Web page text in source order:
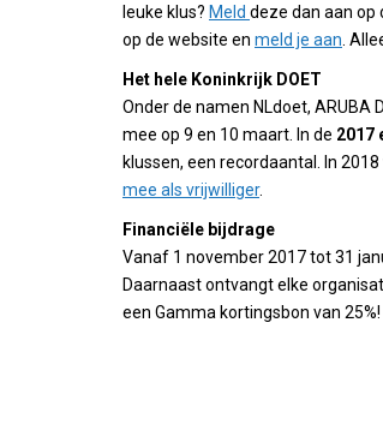
leuke klus? Meld deze dan aan op
op de website en meld je aan .
Het hele Koninkrijk DOET
Onder de namen NLdoet, ARUBA
mee op 9 en 10 maart. In de 2017
klussen, een recordaantal. In
mee als vrijwilliger.
Financiële bijdrage
Vanaf 1 november 2017 tot 31
Daarnaast ontvangt elke
een Gamma kortingsbon van